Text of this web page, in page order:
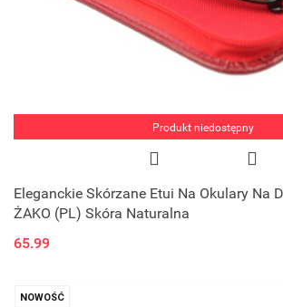
Produkt niedostępny
Eleganckie Skórzane Etui Na Okulary Na
ŻAKO (PL) Skóra Naturalna
65.99
NOWOŚĆ